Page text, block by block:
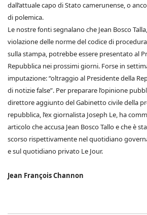
dall’attuale capo di Stato camerunense, o
di polemica.
Le nostre fonti segnalano che Jean Bosco
violazione delle norme del codice di
sulla stampa, potrebbe essere presentato al
Repubblica nei prossimi giorni. Forse in
imputazione: “oltraggio al Presidente della
di notizie false”. Per preparare l’opinione
direttore aggiunto del Gabinetto civile della
repubblica, l’ex giornalista Joseph Le, ha
articolo che accusa Jean Bosco Tallo e che è
scorso rispettivamente nel quotidiano
e sul quotidiano privato Le Jour.
Jean François Channon